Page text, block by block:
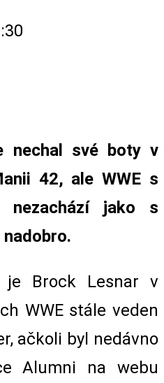
nechal své boty v
42, ale WWE s
nezachází jako s
je Brock Lesnar v
WWE stále veden
ačkoli byl nedávno
Alumni na webu